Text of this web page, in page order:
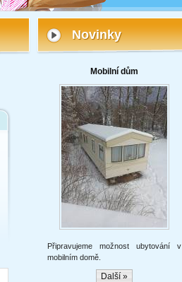
Novinky
Mobilní dům
Připravujeme možnost ubytování v
mobilním domě.
Další »